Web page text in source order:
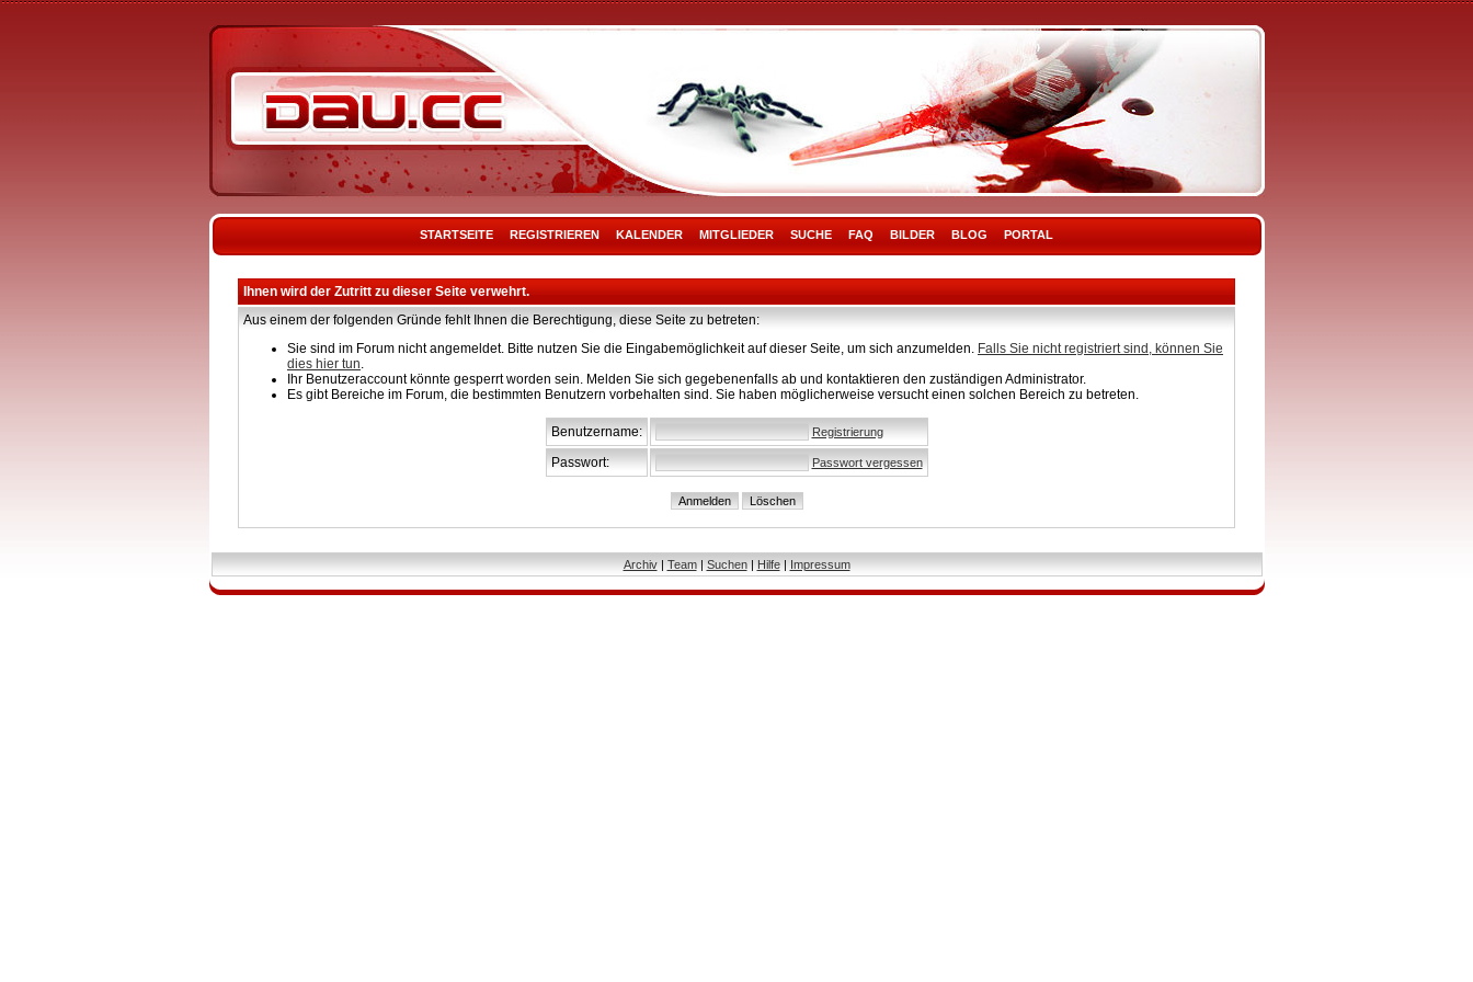
STARTSEITE REGISTRIEREN KALENDER MITGLIEDER SUCHE FAQ BILDER BLOG PORTAL
Ihnen wird der Zutritt zu dieser Seite verwehrt.
Aus einem der folgenden Gründe fehlt Ihnen die Berechtigung, diese Seite zu betreten:
Sie sind im Forum nicht angemeldet. Bitte nutzen Sie die Eingabemöglichkeit auf dieser Seite, um sich anzumelden. Falls Sie nicht registriert sind, können Sie
dies hier tun.
Ihr Benutzeraccount könnte gesperrt worden sein. Melden Sie sich gegebenenfalls ab und kontaktieren den zuständigen Administrator.
Es gibt Bereiche im Forum, die bestimmten Benutzern vorbehalten sind. Sie haben möglicherweise versucht einen solchen Bereich zu betreten.
Benutzername: Registrierung
Passwort: Passwort vergessen
Archiv| Team| Suchen| Hilfe| Impressum